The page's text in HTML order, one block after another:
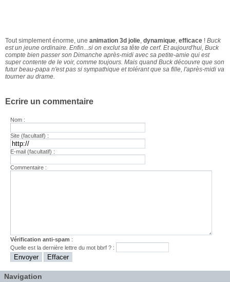
Tout simplement énorme, une animation 3d jolie, dynamique, efficace ! Buck
est un jeune ordinaire. Enfin...si on exclut sa tête de cerf. Et aujourd'hui, Buck
compte bien passer son Dimanche après-midi avec sa petite-amie qui est
super contente de le voir, comme toujours. Mais quand Buck découvre que son
futur beau-papa n'est pas si sympathique et tolérant que sa fille, l'après-midi va
tourner au drame.
Ecrire un commentaire
Nom :
Site (facultatif) :
E-mail (facultatif) :
Commentaire :
Vérification anti-spam :
Quelle est ladernière lettre du motbbrf ? :
Navigation